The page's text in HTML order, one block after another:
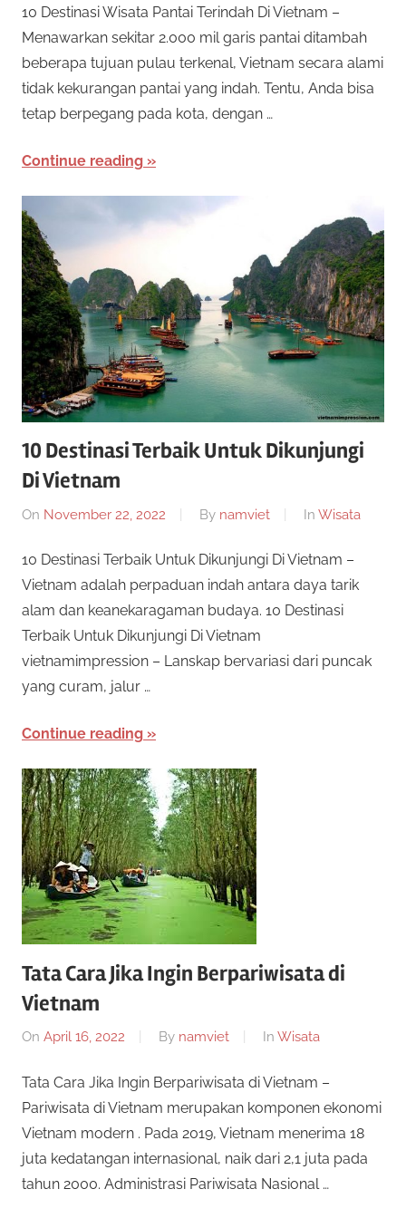
10 Destinasi Wisata Pantai Terindah Di Vietnam –
Menawarkan sekitar 2.000 mil garis pantai ditambah
beberapa tujuan pulau terkenal, Vietnam secara alami
tidak kekurangan pantai yang indah. Tentu, Anda bisa
tetap berpegang pada kota, dengan …
Continue reading
10 Destinasi Terbaik Untuk Dikunjungi
Di Vietnam
On November 22, 2022 By namviet In Wisata
10 Destinasi Terbaik Untuk Dikunjungi Di Vietnam –
Vietnam adalah perpaduan indah antara daya tarik
alam dan keanekaragaman budaya. 10 Destinasi
Terbaik Untuk Dikunjungi Di Vietnam
vietnamimpression – Lanskap bervariasi dari puncak
yang curam, jalur …
Continue reading
Tata Cara Jika Ingin Berpariwisata di
Vietnam
On April 16, 2022 By namviet In Wisata
Tata Cara Jika Ingin Berpariwisata di Vietnam –
Pariwisata di Vietnam merupakan komponen ekonomi
Vietnam modern . Pada 2019, Vietnam menerima 18
juta kedatangan internasional, naik dari 2,1 juta pada
tahun 2000. Administrasi Pariwisata Nasional …